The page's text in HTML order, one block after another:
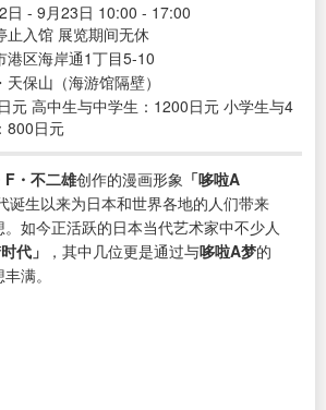
日 - 9月23日 10:00 - 17:00
止入馆 展览期间无休
港区海岸通1丁目5-10
保山（海游馆隔壁）
元 高中生与中学生：1200日元 小学生与4
800日元
F・不二雄创作的漫画形象 「哆啦A
诞生以来为日本和世界各地的人们带来
如今正活跃的日本当代艺术家中不少人
代」 ，其中几位更是通过与哆啦A梦的
满。